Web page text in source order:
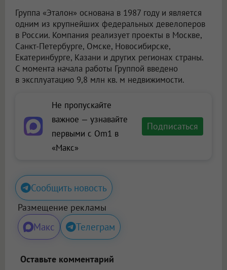
Группа «Эталон» основана в 1987 году и является
одним из крупнейших федеральных девелоперов
в России. Компания реализует проекты в Москве,
Санкт-Петербурге, Омске, Новосибирске,
Екатеринбурге, Казани и других регионах страны.
С момента начала работы Группой введено
в эксплуатацию 9,8 млн кв. м недвижимости.
Не пропускайте
важное — узнавайте
первыми с Om1 в
«Макс»
Подписаться
Сообщить новость
Размещение рекламы
Макс Телеграм
Оставьте комментарий